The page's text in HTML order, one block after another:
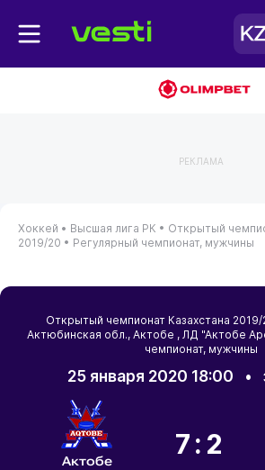
РЕКЛАМА
Хоккей • Высшая лига РК • Открытый
2019/20 • Регулярный чемпионат, мужчины
Открытый чемпионат Казахстана
Актюбинская обл., Актобе , ЛД "Актобе
чемпионат, мужчины
25 января 2020 18:00 •
Актобе
7:2